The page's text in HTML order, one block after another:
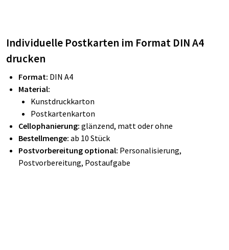
Individuelle Postkarten im Format DIN A4
drucken
Format: DIN A4
Material:
Kunstdruckkarton
Postkartenkarton
Cellophanierung: ​glänzend, matt oder ohne
Bestellmenge: ab 10 Stück
Postvorbereitung optional: Personalisierung,
Postvorbereitung, Postaufgabe